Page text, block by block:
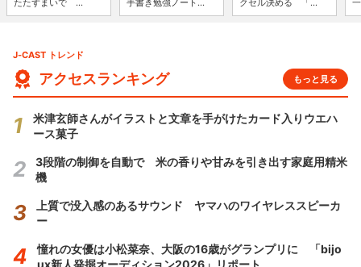
たたずまいで ...
手書き勉強ノート...
クセル決める 「...
J-CAST トレンド
アクセスランキング もっと見る
米津玄師さんがイラストと文章を手がけたカード入りウエハ
ース菓子
3段階の制御を自動で 米の香りや甘みを引き出す家庭用精米
機
上質で没入感のあるサウンド ヤマハのワイヤレススピーカ
ー
憧れの女優は小松菜奈、大阪の16歳がグランプリに 「bijo
ux新人発掘オーディション2026」リポート